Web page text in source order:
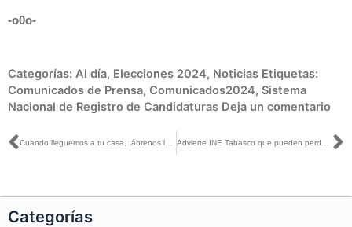
-o0o-
Categorías: Al día, Elecciones 2024, Noticias Etiquetas:
Comunicados de Prensa, Comunicados2024, Sistema
Nacional de Registro de Candidaturas Deja un comentario
Ant
Categorías